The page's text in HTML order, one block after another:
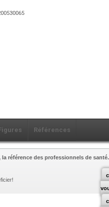
Références
référence des professionnels de santé.